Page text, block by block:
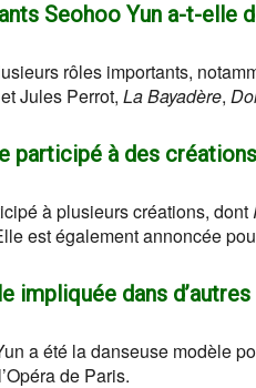
Seohoo Yun a-t-elle
rôles importants,
Jules Perrot, La Bayadère,
participé à des
à plusieurs créations, dont
est également annoncée
impliquée dans
a été la danseuse modèle
de Paris.